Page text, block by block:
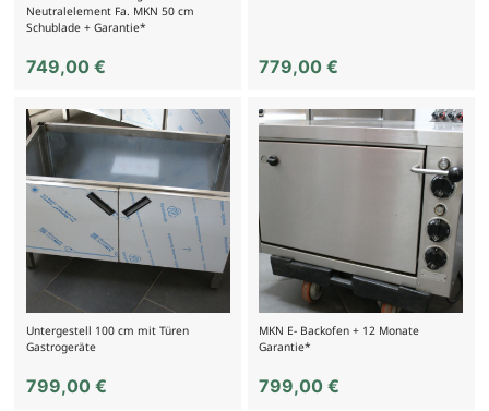
Neutralelement Fa. MKN 50 cm
Schublade + Garantie*
749,00 € 779,00€
Untergestell 100 cm mit Türen
Gastrogeräte
799,00 €
MKN E- Backofen + 12 Monate
Garantie*
799,00€